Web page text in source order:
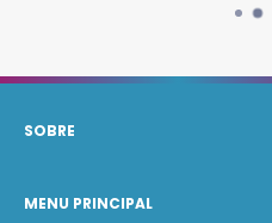
SOBRE
melhores produtos nacionais
MENU PRINCIPAL